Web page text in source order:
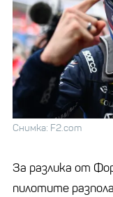
Снимка: F2.com
За разлика от
пилотите